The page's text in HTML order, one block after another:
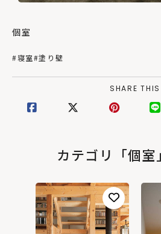
個室
#寝室#塗り壁
SHARE THIS
カテゴリ「個室